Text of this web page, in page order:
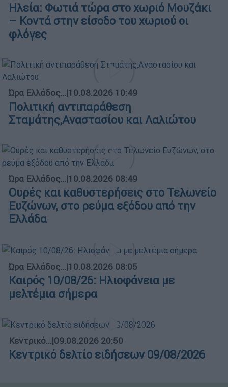
Ηλεία: Φωτιά τώρα στο χωριό Μουζάκι
– Κοντά στην είσοδο του χωριού οι
φλόγες
Ώρα Ελλάδος...|10.08.2026 10:49
Πολιτική αντιπαράθεση
Σταμάτης,Αναστασίου και Λαλιώτου
Ώρα Ελλάδος...|10.08.2026 08:49
Ουρές και καθυστερήσεις στο Τελωνείο
Ευζώνων, στο ρεύμα εξόδου από την
Ελλάδα
Ώρα Ελλάδος...|10.08.2026 08:05
Καιρός 10/08/26: Ηλιοφάνεια με
μελτέμια σήμερα
Κεντρικό...|09.08.2026 20:50
Κεντρικό δελτίο ειδήσεων 09/08/2026